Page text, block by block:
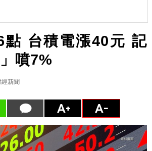
點 台積電漲40元 記
噴7%
新聞